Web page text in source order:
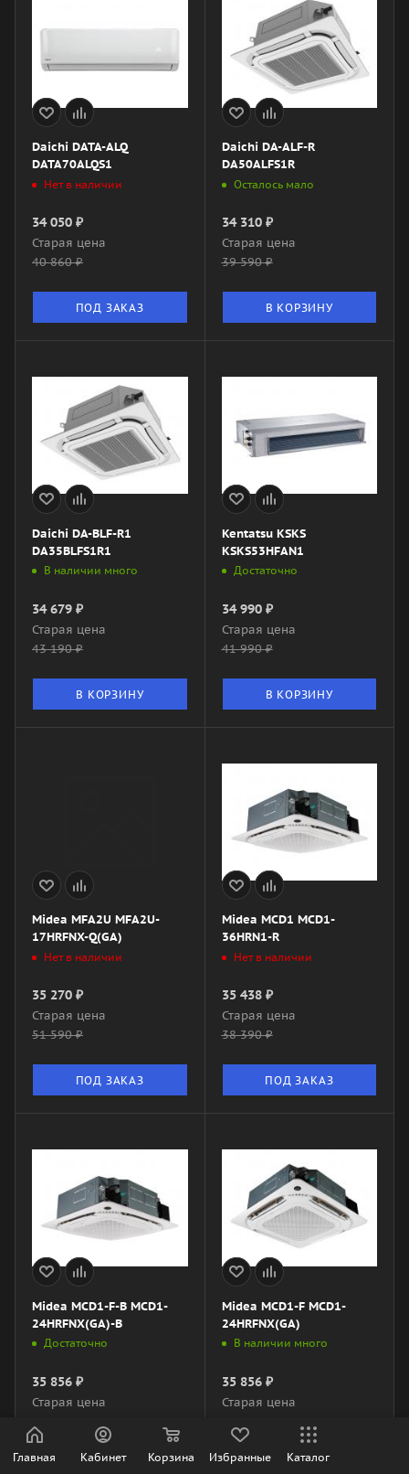
Daichi DATA-ALQ
DATA70ALQS1
Нет в наличии
34 050 ₽
Старая цена
40 860₽
ПОД ЗАКАЗ
Daichi DA-ALF-R
DA50ALFS1R
Осталось мало
34 310₽
Старая цена
39 590₽
В КОРЗИНУ
Daichi DA-BLF-R1
DA35BLFS1R1
В наличии много
34 679 ₽
Старая цена
43 190₽
В КОРЗИНУ
Kentatsu KSKS
KSKS53HFAN1
Достаточно
34 990₽
Старая цена
41 990₽
В КОРЗИНУ
Midea MFA2U MFA2U-
17HRFNX-Q(GA)
Нет в наличии
35 270 ₽
Старая цена
51 590₽
ПОД ЗАКАЗ
Midea MCD1 MCD1-
36HRN1-R
Нет в наличии
35 438₽
Старая цена
38 390₽
ПОД ЗАКАЗ
Midea MCD1-F-B MCD1-
24HRFNX(GA)-B
Достаточно
35 856 ₽
Старая цена
Midea MCD1-F MCD1-
24HRFNX(GA)
В наличии много
35 856₽
Старая цена
Главная Кабинет Корзина Избранные Каталог